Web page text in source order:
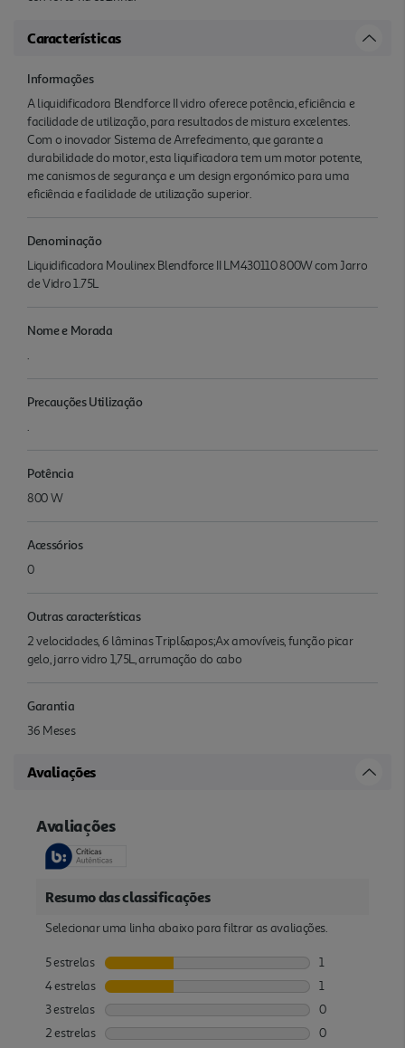
Características
Informações
A liquidificadora Blendforce II vidro oferece potência, eficiência e
facilidade de utilização, para resultados de mistura excelentes.
Com o inovador Sistema de Arrefecimento, que garante a
durabilidade do motor, esta liquificadora tem um motor potente,
me canismos de segurança e um design ergonómico para uma
eficiência e facilidade de utilização superior.
Denominação
Liquidificadora Moulinex Blendforce II LM430110 800W com Jarro
de Vidro 1.75L
Nome e Morada
.
Precauções Utilização
.
Potência
800 W
Acessórios
0
Outras características
2 velocidades, 6 lâminas Tripl&apos;Ax amovíveis, função picar
gelo, jarro vidro 1,75L, arrumação do cabo
Garantia
36 Meses
Avaliações